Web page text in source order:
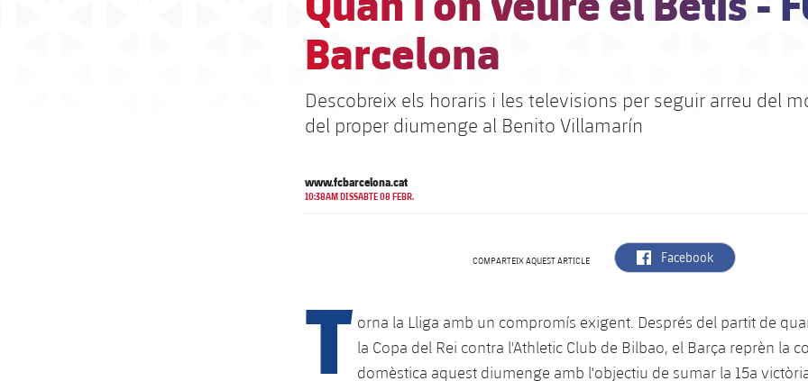
Barcelona
Descobreix els horaris i les televisions per seguir arreu del
del proper diumenge al Benito Villamarín
www.fcbarcelona.cat
10:38AM DISSABTE 08 FEBR.
COMPARTEIX AQUEST ARTICLE label.aria.facebook
Facebook
T orna la Lliga amb un compromís exigent. Després del partit de
la Copa del Rei contra l'Athletic Club de Bilbao, el Barça reprèn la
domèstica aquest diumenge amb l'objectiu de sumar la 15a